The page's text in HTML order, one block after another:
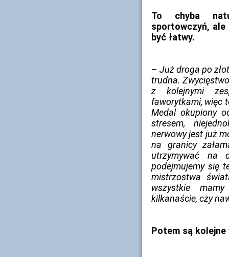
To chyba
sportowczyń, ale
być łatwy.
– Już droga po
trudna.
z kolejnymi
faworytkami, więc
Medal okupiony
stresem,
nerwowy jest już
na granicy
utrzymywać na
podejmujemy się
mistrzostwa
wszystkie
kilkanaście, czy
Potem są